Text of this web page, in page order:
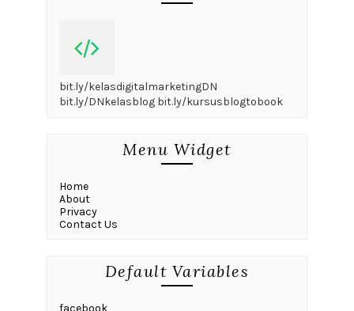
bit.ly/kelasdigitalmarketingDN
bit.ly/DNkelasblog bit.ly/kursusblogtobook
Menu Widget
Home
About
Privacy
Contact Us
Default Variables